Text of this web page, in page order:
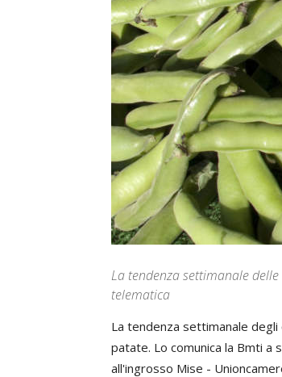
La tendenza settimanale
telematica
La tendenza settimanale
patate. Lo comunica la Bmti
all'ingrosso Mise -